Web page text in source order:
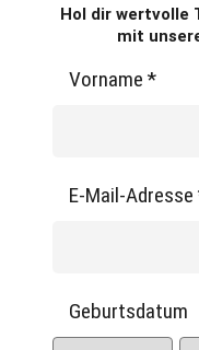
Hol dir wertvolle
mit
Vorname *
E-Mail-Adresse
Geburtsdatum